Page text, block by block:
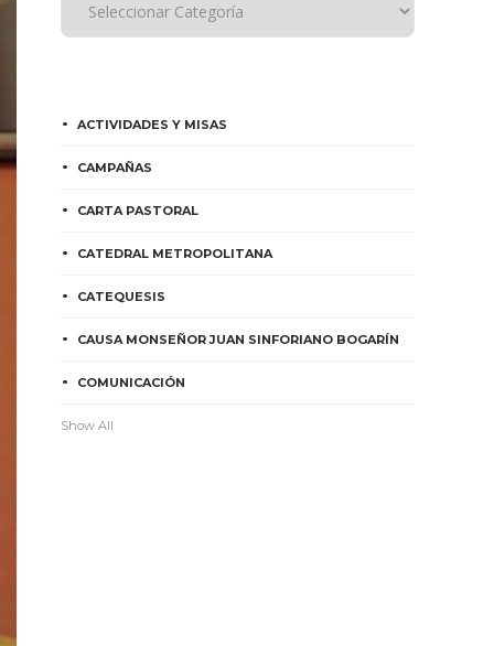
ACTIVIDADES Y MISAS
CAMPAÑAS
CARTA PASTORAL
CATEDRAL METROPOLITANA
CATEQUESIS
CAUSA MONSEÑOR JUAN SINFORIANO BOGARÍN
COMUNICACIÓN
Show All